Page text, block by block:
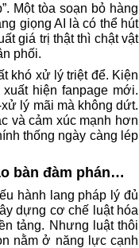
Một tòa soạn bỏ hàng
giọng AI là có thể hút
giá trị thật thì chật vật
phối.
khó xử lý triệt để. Kiện
hiện fanpage mới.
lý mãi mà không dứt.
và cảm xúc mạnh hơn
thống ngày càng lép
bàn đàm phán…
hành lang pháp lý đủ
dựng cơ chế luật hóa
tảng. Nhưng luật thôi
nằm ở năng lực cạnh